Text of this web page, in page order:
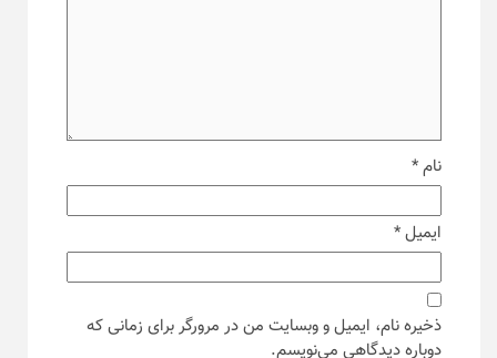
نام*
ایمیل*
ذخیره نام، ایمیل و وبسایت من در مرورگر برای زمانی که
دوباره دیدگاهی می‌نویسم.